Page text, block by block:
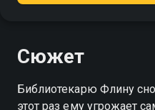
Сюжет
Библиотекарю Флину
этот раз ему угрожает